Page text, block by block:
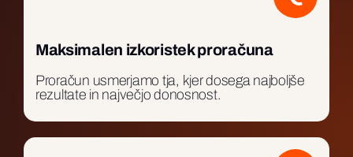
Maksimalen izkoristek proračuna
Proračun usmerjamo tja, kjer dosega najboljše
rezultate in največjo donosnost.